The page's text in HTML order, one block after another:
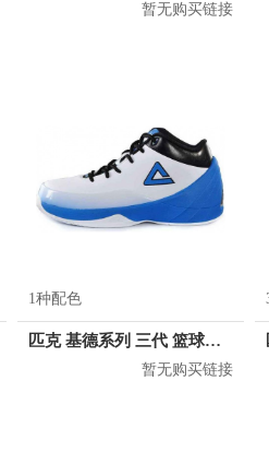
暂无购买链接
1种配色
匹克 基德系列 三代 篮球鞋 E11333A
暂无购买链接